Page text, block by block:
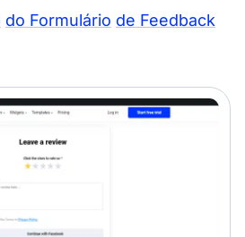
do Formulário de Feedback